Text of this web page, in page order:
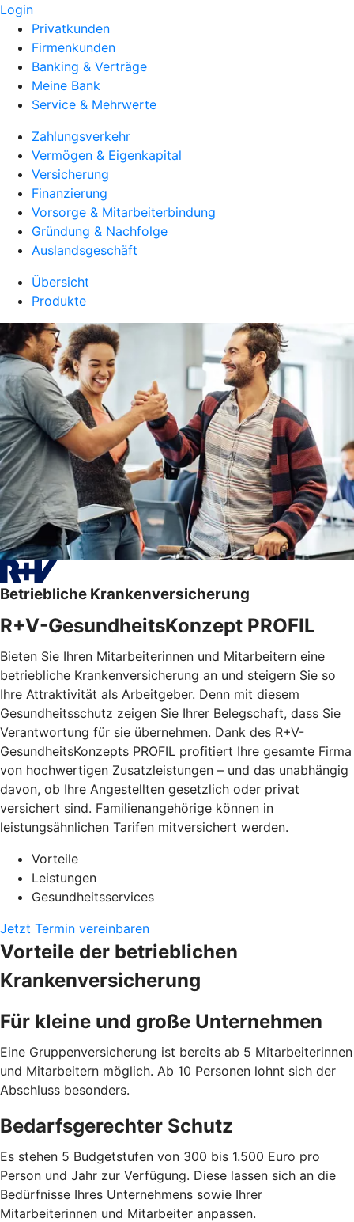
Login
Privatkunden
Firmenkunden
Banking & Verträge
Meine Bank
Service & Mehrwerte
Zahlungsverkehr
Vermögen & Eigenkapital
Versicherung
Finanzierung
Vorsorge & Mitarbeiterbindung
Gründung & Nachfolge
Auslandsgeschäft
Übersicht
Produkte
Betriebliche Krankenversicherung
R+V-GesundheitsKonzept PROFIL
Bieten Sie Ihren Mitarbeiterinnen und Mitarbeitern eine
betriebliche Krankenversicherung an und steigern Sie so
Ihre Attraktivität als Arbeitgeber. Denn mit diesem
Gesundheitsschutz zeigen Sie Ihrer Belegschaft, dass Sie
Verantwortung für sie übernehmen. Dank des R+V-
GesundheitsKonzepts PROFIL profitiert Ihre gesamte Firma
von hochwertigen Zusatzleistungen – und das unabhängig
davon, ob Ihre Angestellten gesetzlich oder privat
versichert sind. Familienangehörige können in
leistungsähnlichen Tarifen mitversichert werden.
Vorteile
Leistungen
Gesundheitsservices
Jetzt Termin vereinbaren
Vorteile der betrieblichen
Krankenversicherung
Für kleine und große Unternehmen
Eine Gruppenversicherung ist bereits ab 5 Mitarbeiterinnen
und Mitarbeitern möglich. Ab 10 Personen lohnt sich der
Abschluss besonders.
Bedarfsgerechter Schutz
Es stehen 5 Budgetstufen von 300 bis 1.500 Euro pro
Person und Jahr zur Verfügung. Diese lassen sich an die
Bedürfnisse Ihres Unternehmens sowie Ihrer
Mitarbeiterinnen und Mitarbeiter anpassen.